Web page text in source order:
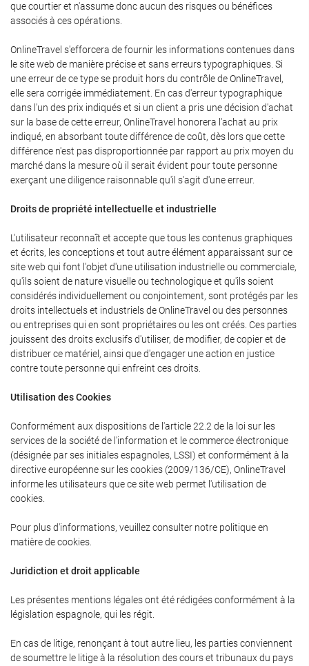
que courtier et n'assume donc aucun des risques ou bénéfices
associés à ces opérations.
OnlineTravel s'efforcera de fournir les informations contenues dans
le site web de manière précise et sans erreurs typographiques. Si
une erreur de ce type se produit hors du contrôle de OnlineTravel,
elle sera corrigée immédiatement. En cas d'erreur typographique
dans l'un des prix indiqués et si un client a pris une décision d'achat
sur la base de cette erreur, OnlineTravel honorera l'achat au prix
indiqué, en absorbant toute différence de coût, dès lors que cette
différence n'est pas disproportionnée par rapport au prix moyen du
marché dans la mesure où il serait évident pour toute personne
exerçant une diligence raisonnable qu'il s'agit d'une erreur.
Droits de propriété intellectuelle et industrielle
L'utilisateur reconnaît et accepte que tous les contenus graphiques
et écrits, les conceptions et tout autre élément apparaissant sur ce
site web qui font l'objet d'une utilisation industrielle ou commerciale,
qu'ils soient de nature visuelle ou technologique et qu'ils soient
considérés individuellement ou conjointement, sont protégés par les
droits intellectuels et industriels de OnlineTravel ou des personnes
ou entreprises qui en sont propriétaires ou les ont créés. Ces parties
jouissent des droits exclusifs d'utiliser, de modifier, de copier et de
distribuer ce matériel, ainsi que d'engager une action en justice
contre toute personne qui enfreint ces droits.
Utilisation des Cookies
Conformément aux dispositions de l'article 22.2 de la loi sur les
services de la société de l'information et le commerce électronique
(désignée par ses initiales espagnoles, LSSI) et conformément à la
directive européenne sur les cookies (2009/136/CE), OnlineTravel
informe les utilisateurs que ce site web permet l'utilisation de
cookies.
Pour plus d'informations, veuillez consulter notre politique en
matière de cookies.
Juridiction et droit applicable
Les présentes mentions légales ont été rédigées conformément à la
législation espagnole, qui les régit.
En cas de litige, renonçant à tout autre lieu, les parties conviennent
de soumettre le litige à la résolution des cours et tribunaux du pays